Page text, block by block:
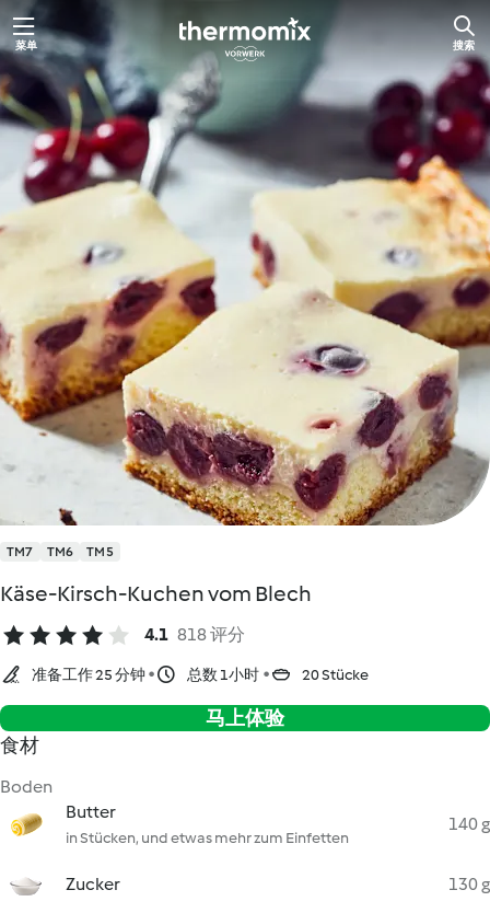
跳
至
内
容
菜单 搜索
TM7 TM6 TM5
Käse-Kirsch-Kuchen vom Blech
4.1 818 评分
准备工作 25 分钟 总数 1小时 20 Stücke
马上体验
食材
Boden
Butter
in Stücken, und etwas mehr zum Einfetten
140 g
Zucker 130 g